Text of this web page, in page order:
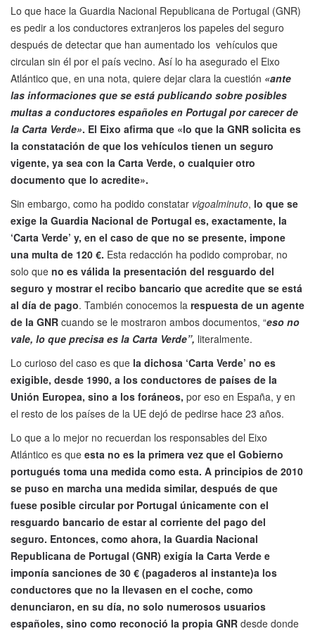
Lo que hace la Guardia Nacional Republicana de Portugal (GNR)
es pedir a los conductores extranjeros los papeles del seguro
después de detectar que han aumentado los vehículos que
circulan sin él por el país vecino. Así lo ha asegurado el Eixo
Atlántico que, en una nota, quiere dejar clara la cuestión «ante
las informaciones que se está publicando sobre posibles
multas a conductores españoles en Portugal por carecer de
la Carta Verde». El Eixo afirma que «lo que la GNR solicita es
la constatación de que los vehículos tienen un seguro
vigente, ya sea con la Carta Verde, o cualquier otro
documento que lo acredite».
Sin embargo, como ha podido constatar vigoalminuto, lo que se
exige la Guardia Nacional de Portugal es, exactamente, la
‘Carta Verde’ y, en el caso de que no se presente, impone
una multa de 120 €. Esta redacción ha podido comprobar, no
solo que no es válida la presentación del resguardo del
seguro y mostrar el recibo bancario que acredite que se está
al día de pago. También conocemos la respuesta de un agente
de la GNR cuando se le mostraron ambos documentos, “eso no
vale, lo que precisa es la Carta Verde”, literalmente.
Lo curioso del caso es que la dichosa ‘Carta Verde’ no es
exigible, desde 1990, a los conductores de países de la
Unión Europea, sino a los foráneos, por eso en España, y en
el resto de los países de la UE dejó de pedirse hace 23 años.
Lo que a lo mejor no recuerdan los responsables del Eixo
Atlántico es que esta no es la primera vez que el Gobierno
portugués toma una medida como esta. A principios de 2010
se puso en marcha una medida similar, después de que
fuese posible circular por Portugal únicamente con el
resguardo bancario de estar al corriente del pago del
seguro. Entonces, como ahora, la Guardia Nacional
Republicana de Portugal (GNR) exigía la Carta Verde e
imponía sanciones de 30 € (pagaderos al instante)a los
conductores que no la llevasen en el coche, como
denunciaron, en su día, no solo numerosos usuarios
españoles, sino como reconoció la propia GNR desde donde